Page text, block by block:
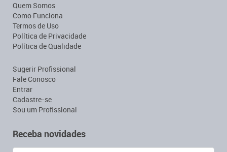
Quem Somos
Como Funciona
Termos de Uso
Política de Privacidade
Política de Qualidade
Sugerir Profissional
Fale Conosco
Entrar
Cadastre-se
Sou um Profissional
Receba novidades